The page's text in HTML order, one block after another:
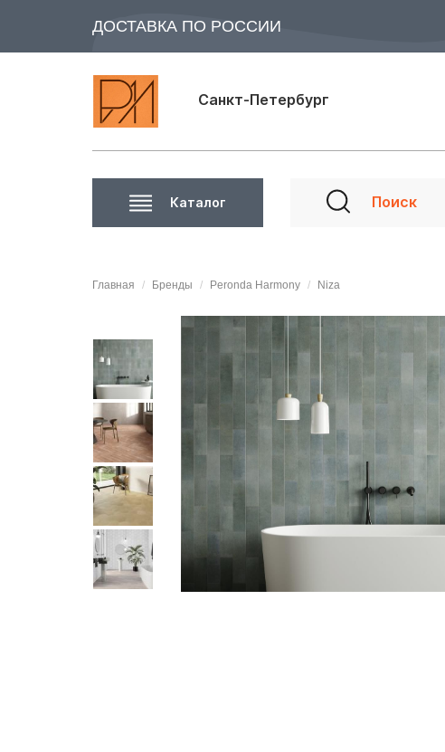
ДОСТАВКА ПО РОССИИ
Санкт-Петербург
Каталог
Главная Бренды Peronda Harmony Niza